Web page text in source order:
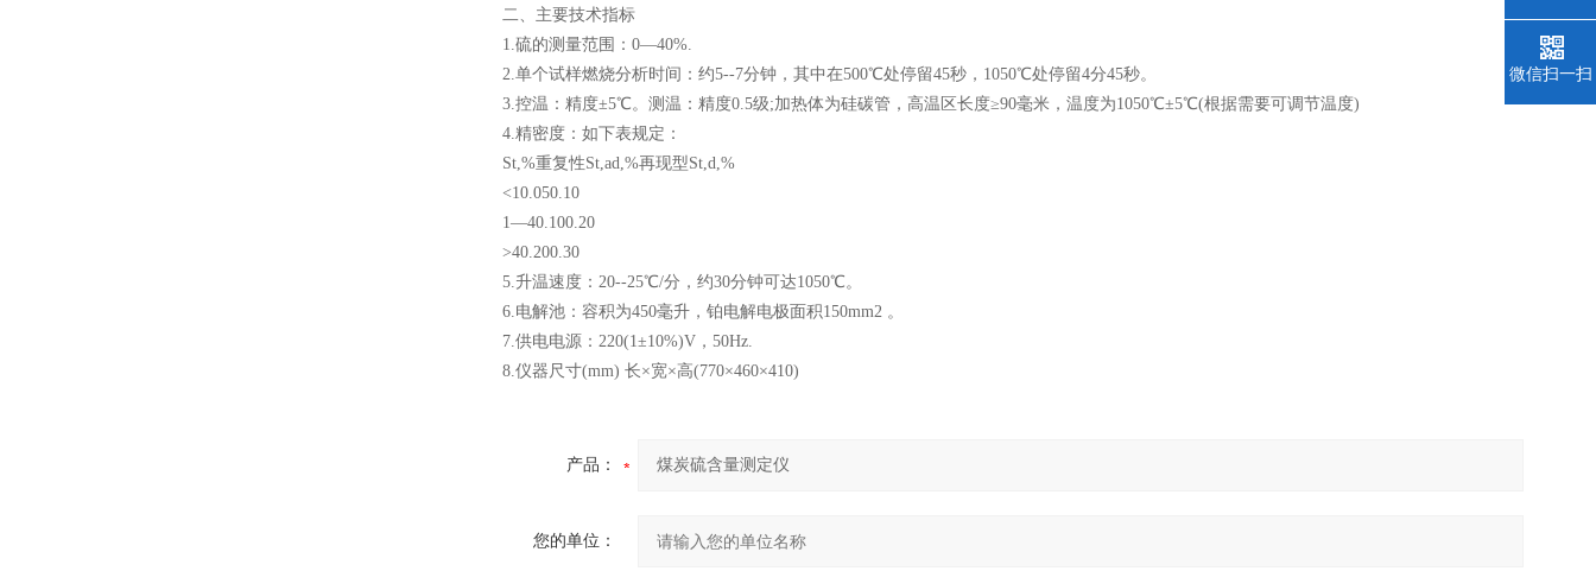
二、主要技术指标
1.硫的测量范围：0—40%.
2.单个试样燃烧分析时间：约5--7分钟，其中在500℃处停留45秒，1050℃处停留4分45秒。
3.控温：精度±5℃。测温：精度0.5级;加热体为硅碳管，高温区长度≥90毫米，温度为1050℃±5℃(根据需要可调节温度)
4.精密度：如下表规定：
St,%重复性St,ad,%再现型St,d,%
<10.050.10
1—40.100.20
>40.200.30
5.升温速度：20--25℃/分，约30分钟可达1050℃。
6.电解池：容积为450毫升，铂电解电极面积150mm2 。
7.供电电源：220(1±10%)V，50Hz.
8.仪器尺寸(mm) 长×宽×高(770×460×410)
产品：
您的单位：
微信扫一扫